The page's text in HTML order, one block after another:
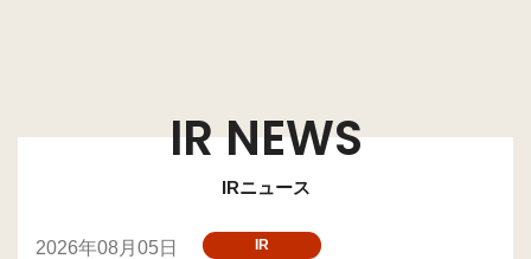
IR NEWS
IRニュース
2026年08月05日 IR